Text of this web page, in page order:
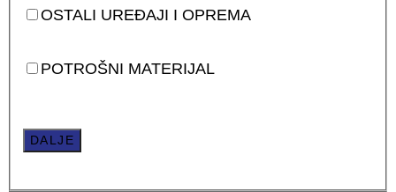
OSTALI UREĐAJI I OPREMA
POTROŠNI MATERIJAL
DALJE